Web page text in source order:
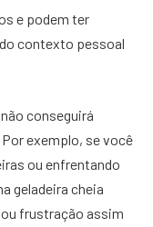
e podem ter
contexto pessoal
conseguirá
exemplo, se você
ou enfrentando
geladeira cheia
frustração assim